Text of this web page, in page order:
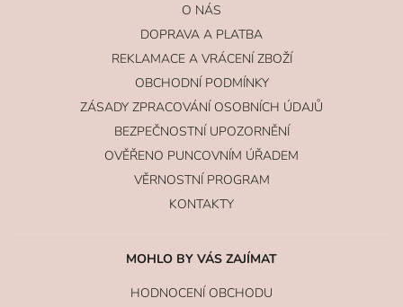
O NÁS
DOPRAVA A PLATBA
REKLAMACE A VRÁCENÍ ZBOŽÍ
OBCHODNÍ PODMÍNKY
ZÁSADY ZPRACOVÁNÍ OSOBNÍCH ÚDAJŮ
BEZPEČNOSTNÍ UPOZORNĚNÍ
OVĚŘENO PUNCOVNÍM ÚŘADEM
VĚRNOSTNÍ PROGRAM
KONTAKTY
MOHLO BY VÁS ZAJÍMAT
HODNOCENÍ OBCHODU